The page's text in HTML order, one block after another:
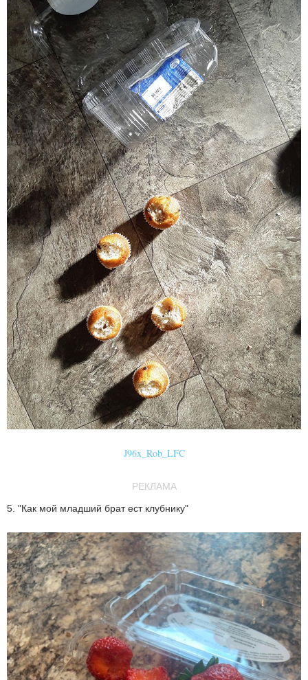
J96x_Rob_LFC
РЕКЛАМА
5. "Как мой младший брат ест клубнику"